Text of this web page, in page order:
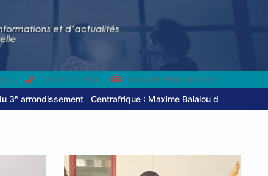
236 76 05 79 64 www.mbetimedia.com
: Maxime Balalou déclare la guerre aux pratiques